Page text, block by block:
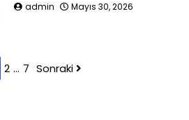
admin Mayıs 30, 2026
2 … 7 Sonraki